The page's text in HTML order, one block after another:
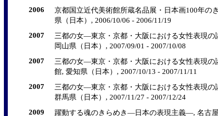
2006
京都国立近代美術館所蔵名品展・日本画100年の
県（日本）, 2006/10/06 - 2006/11/19
2007
三都の女―東京・京都・大阪における女性表現
岡山県（日本）, 2007/09/01 - 2007/10/08
2007
三都の女―東京・京都・大阪における女性表現
館, 愛知県（日本）, 2007/10/13 - 2007/11/11
2007
三都の女―東京・京都・大阪における女性表現
群馬県（日本）, 2007/11/27 - 2007/12/24
2009
躍動する魂のきらめき―日本の表現主義―, 名古